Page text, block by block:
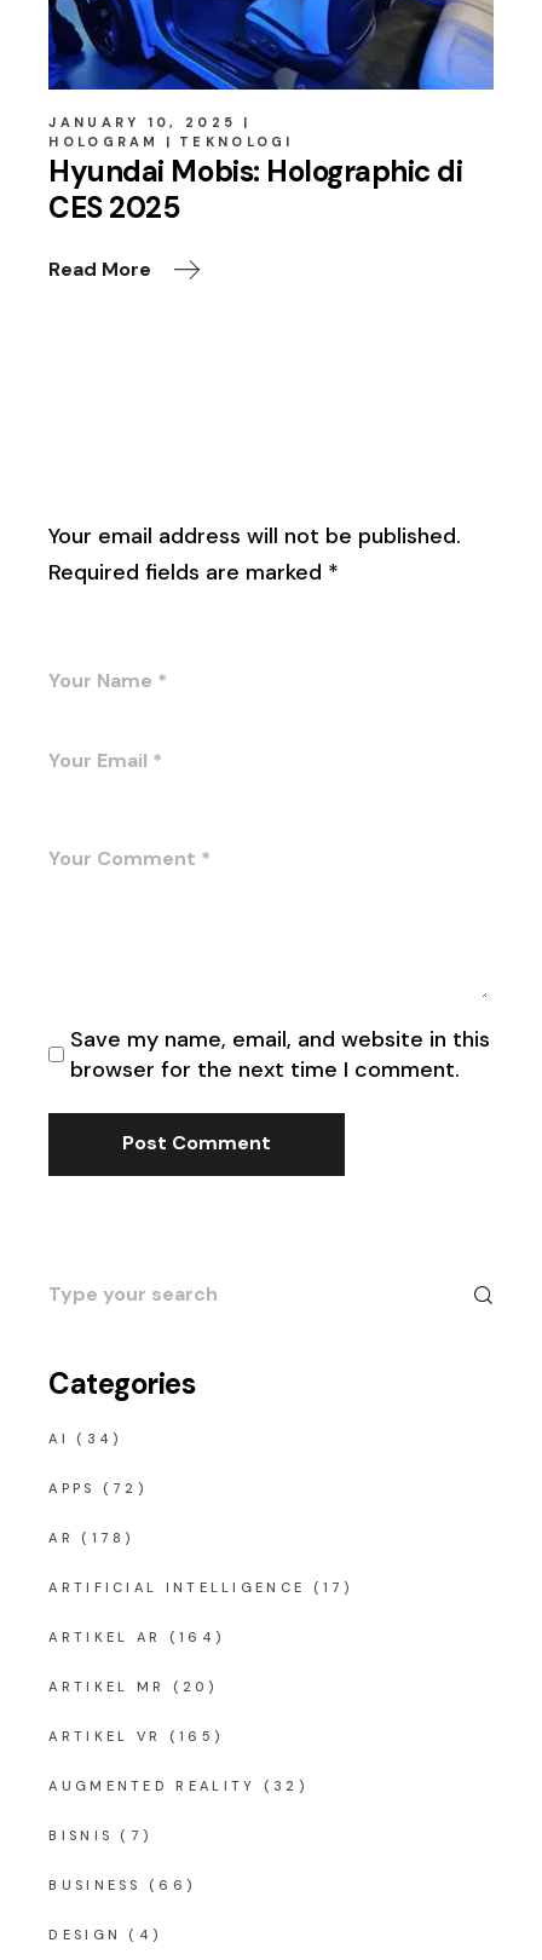
JANUARY 10, 2025
HOLOGRAM
TEKNOLOGI
Hyundai Mobis: Holographic di
CES 2025
Read More
Your email address will not be published.
Required fields are marked *
Save my name, email, and website in this
browser for the next time I comment.
Post Comment
Search
for:
Categories
AI (34)
APPS (72)
AR (178)
ARTIFICIAL INTELLIGENCE (17)
ARTIKEL AR (164)
ARTIKEL MR (20)
ARTIKEL VR (165)
AUGMENTED REALITY (32)
BISNIS (7)
BUSINESS (66)
DESIGN (4)